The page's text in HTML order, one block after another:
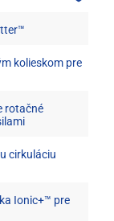
kolieskom pre
rotačné
cirkuláciu
Ionic+™ pre